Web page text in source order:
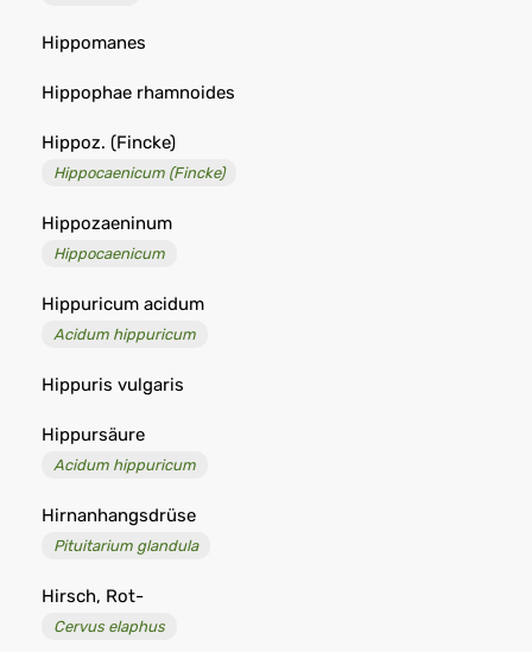
Hippomanes
Hippophae rhamnoides
Hippoz. (Fincke)
Hippocaenicum (Fincke)
Hippozaeninum
Hippocaenicum
Hippuricum acidum
Acidum hippuricum
Hippuris vulgaris
Hippursäure
Acidum hippuricum
Hirnanhangsdrüse
Pituitarium glandula
Hirsch, Rot-
Cervus elaphus